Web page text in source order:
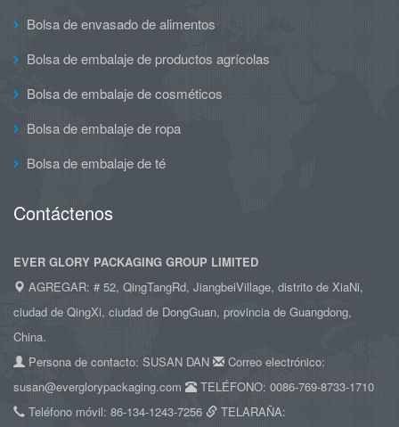
Bolsa de envasado de alimentos
Bolsa de embalaje de productos agrícolas
Bolsa de embalaje de cosméticos
Bolsa de embalaje de ropa
Bolsa de embalaje de té
Contáctenos
EVER GLORY PACKAGING GROUP LIMITED
AGREGAR: # 52, QingTangRd, JiangbeiVillage, distrito de XiaNi,
ciudad de QingXi, ciudad de DongGuan, provincia de Guangdong,
China.
Persona de contacto: SUSAN DAN
Correo electrónico:
susan@everglorypackaging.com
TELÉFONO: 0086-769-8733-1710
Teléfono móvil: 86-134-1243-7256
TELARAÑA: